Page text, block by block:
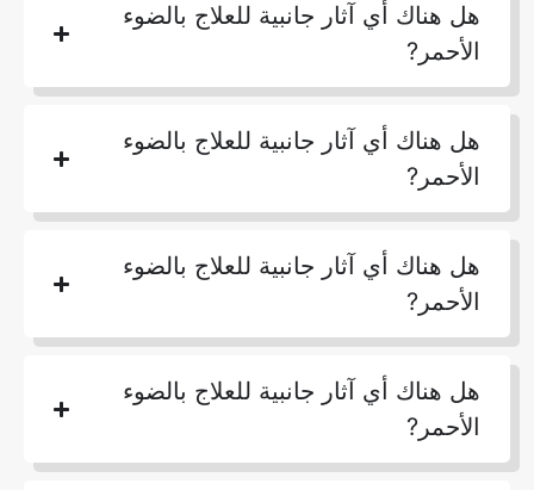
هل هناك أي آثار جانبية للعلاج بالضوء
الأحمر?
هل هناك أي آثار جانبية للعلاج بالضوء
الأحمر?
هل هناك أي آثار جانبية للعلاج بالضوء
الأحمر?
هل هناك أي آثار جانبية للعلاج بالضوء
الأحمر?